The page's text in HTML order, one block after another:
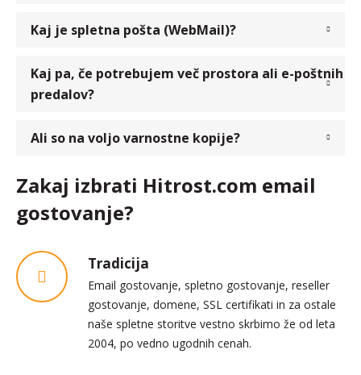
Kaj je spletna pošta (WebMail)?
Kaj pa, če potrebujem več prostora ali e-poštnih
predalov?
Ali so na voljo varnostne kopije?
Zakaj izbrati Hitrost.com email
gostovanje?
Tradicija
Email gostovanje, spletno gostovanje, reseller
gostovanje, domene, SSL certifikati in za ostale
naše spletne storitve vestno skrbimo že od leta
2004, po vedno ugodnih cenah.